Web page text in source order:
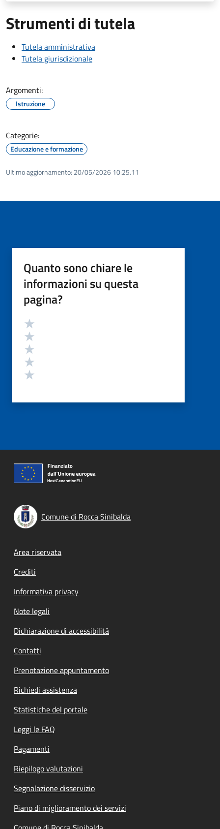
Strumenti di tutela
Tutela amministrativa
Tutela giurisdizionale
Argomenti:
Istruzione
Categorie:
Educazione e formazione
Ultimo aggiornamento: 20/05/2026 10:25.11
Quanto sono chiare le
informazioni su questa
pagina?
Valutazione
Comune di Rocca Sinibalda
Footer menu
Area riservata
Crediti
Informativa privacy
Note legali
Dichiarazione di accessibilità
Contatti
Prenotazione appuntamento
Richiedi assistenza
Statistiche del portale
Leggi le FAQ
Pagamenti
Riepilogo valutazioni
Segnalazione disservizio
Piano di miglioramento dei servizi